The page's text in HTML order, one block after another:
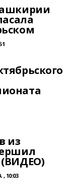
из
(ВИДЕО)
, 10:03